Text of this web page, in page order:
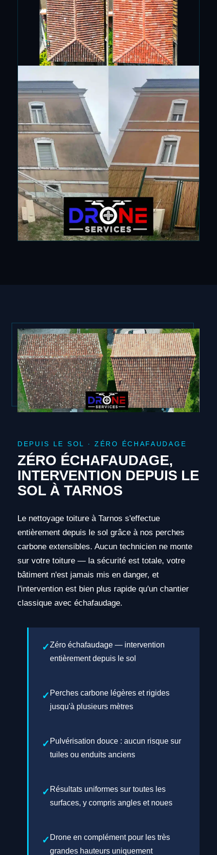
DEPUIS LE SOL · ZÉRO ÉCHAFAUDAGE
ZÉRO ÉCHAFAUDAGE,
INTERVENTION DEPUIS LE
SOL À TARNOS
Le nettoyage toiture à Tarnos s'effectue
entièrement depuis le sol grâce à nos perches
carbone extensibles. Aucun technicien ne monte
sur votre toiture — la sécurité est totale, votre
bâtiment n'est jamais mis en danger, et
l'intervention est bien plus rapide qu'un chantier
classique avec échafaudage.
Zéro échafaudage — intervention
entièrement depuis le sol
Perches carbone légères et rigides
jusqu'à plusieurs mètres
Pulvérisation douce : aucun risque sur
tuiles ou enduits anciens
Résultats uniformes sur toutes les
surfaces, y compris angles et noues
Drone en complément pour les très
grandes hauteurs uniquement